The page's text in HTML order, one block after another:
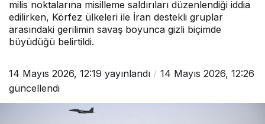
milis noktalarına misilleme saldırıları düzenlendiği iddia
edilirken, Körfez ülkeleri ile İran destekli gruplar
arasındaki gerilimin savaş boyunca gizli biçimde
büyüdüğü belirtildi.
14 Mayıs 2026, 12:19 yayınlandı
14 Mayıs 2026, 12:26
güncellendi